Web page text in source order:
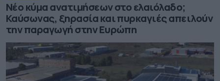
Νέο κύμα ανατιμήσεων στο ελαιόλαδο;
Καύσωνας, ξηρασία και πυρκαγιές απειλούν
την παραγωγή στην Ευρώπη